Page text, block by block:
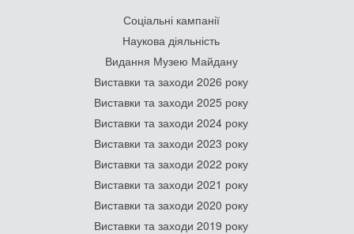
Соціальні кампанії
Наукова діяльність
Видання Музею Майдану
Виставки та заходи 2026 року
Виставки та заходи 2025 року
Виставки та заходи 2024 року
Виставки та заходи 2023 року
Виставки та заходи 2022 року
Виставки та заходи 2021 року
Виставки та заходи 2020 року
Виставки та заходи 2019 року